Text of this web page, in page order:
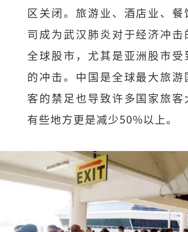
区关闭。旅游业、酒店业、餐
司成为武汉肺炎对于经济冲击
全球股市，尤其是亚洲股市受
的冲击。中国是全球最大旅游
客的禁足也导致许多国家旅客
有些地方更是减少50%以上。